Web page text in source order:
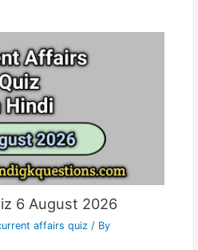
6 August 2026
affairs quiz/ By